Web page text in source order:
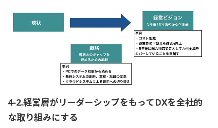
4-2.経営層がリーダーシップをもってDXを全社的
な取り組みにする